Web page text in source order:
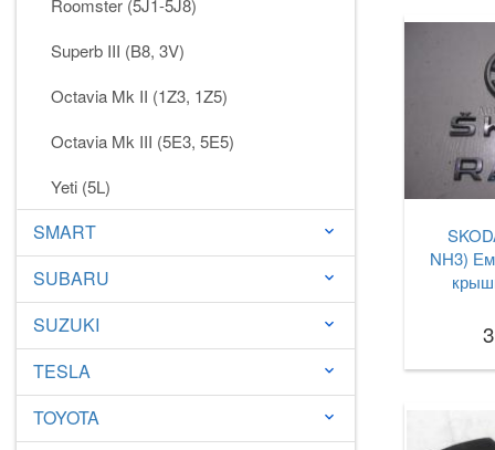
Roomster (5J1-5J8)
Superb III (B8, 3V)
Octavia Mk II (1Z3, 1Z5)
Octavia Mk III (5E3, 5E5)
Yeti (5L)
SMART keyboard_arrow_down
SUBARU keyboard_arrow_down
SUZUKI keyboard_arrow_down
TESLA keyboard_arrow_down
TOYOTA keyboard_arrow_down
NH3)